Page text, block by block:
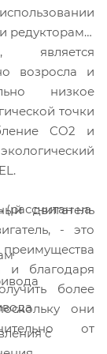
редукторами,
является
возросла и
низкое
точки
CO2 и
двигатель
- это
и благодаря
более
они
от
на
с